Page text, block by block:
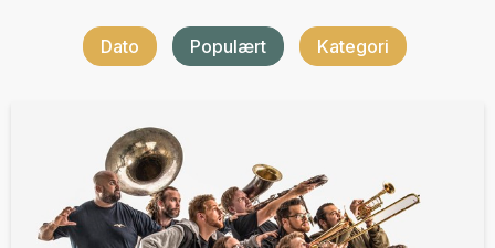
Dato Populært Kategori